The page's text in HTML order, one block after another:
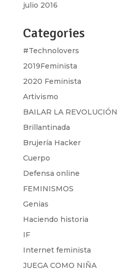
julio 2016
Categories
#Technolovers
2019Feminista
2020 Feminista
Artivismo
BAILAR LA REVOLUCIÓN
Brillantinada
Brujería Hacker
Cuerpo
Defensa online
FEMINISMOS
Genias
Haciendo historia
IF
Internet feminista
JUEGA COMO NIÑA